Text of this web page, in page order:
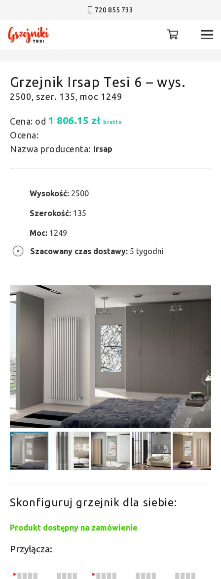
720 855 733
Grzejnik Irsap Tesi 6 – wys.
2500, szer. 135, moc 1249
Cena: od 1 806.15 zł brutto
Ocena:
Nazwa producenta: Irsap
Wysokość: 2500
Szerokość: 135
Moc: 1249
Szacowany czas dostawy: 5 tygodni
Skonfiguruj grzejnik dla siebie:
Produkt dostępny na zamówienie
Przyłącza: